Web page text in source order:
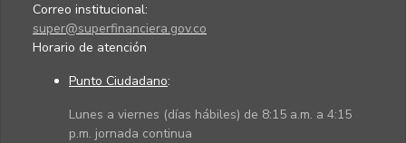
Correo institucional:
super@superfinanciera.gov.co
Horario de atención
Punto Ciudadano:
Lunes a viernes (días hábiles) de 8:15 a.m. a 4:15
p.m. jornada continua